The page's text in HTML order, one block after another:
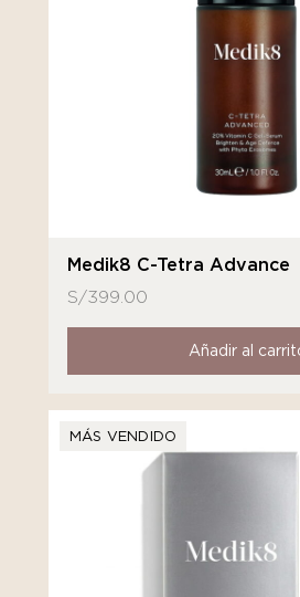
Medik8 C-Tetra Advance
S/399.00
Añadir al
MÁS VENDIDO